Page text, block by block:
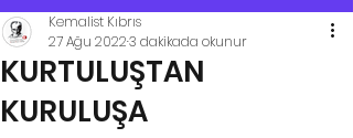
KURTULUŞTAN
KURULUŞA
Kemalist Kıbrıs
27 Ağu 20223 dakikada okunur